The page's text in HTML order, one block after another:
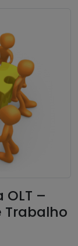
–
Trabalho